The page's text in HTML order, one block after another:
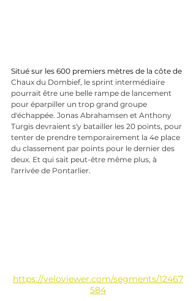
Situé sur les 600 premiers mètres de la côte de
Chaux du Dombief, le sprint intermédiaire
pourrait être une belle rampe de lancement
pour éparpiller un trop grand groupe
d'échappée. Jonas Abrahamsen et Anthony
Turgis devraient s'y batailler les 20 points, pour
tenter de prendre temporairement la 4e place
du classement par points pour le dernier des
deux. Et qui sait peut-être même plus, à
l'arrivée de Pontarlier.
https://veloviewer.com/segments/12467
584